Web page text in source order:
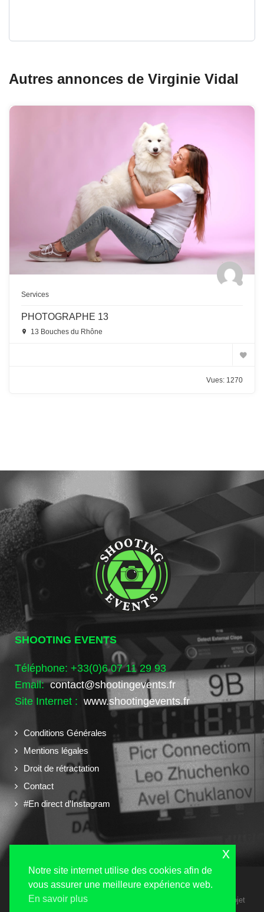
Autres annonces de Virginie Vidal
Services
PHOTOGRAPHE 13
13 Bouches du Rhône
Vues: 1270
SHOOTING EVENTS
Téléphone: +33(0)6 07 11 29 93
Email:contact@shootingevents.fr
Site Internet : www.shootingevents.fr
Conditions Générales
Mentions légales
Droit de rétractation
Contact
#En direct d’Instagram
Copyright 2024 © Shooting Events tous droits réservés - Un projet
Notre site internet utilise des cookies afin de
vous assurer une meilleure expérience web.
En savoir plus
x